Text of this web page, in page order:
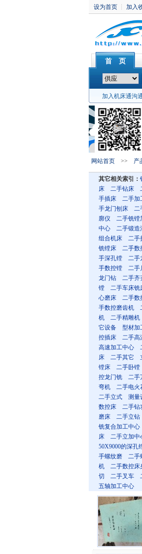
首 页
加入机床通沟
网站首页>> 产
其它相关索引：
床
二手钻床
手插床
二手加
手龙门刨床
二
廓仪
二手铣镗
中心
二手锻造
组合机床
二手
铣镗床
二手数
手深孔镗
二手
手数控镗
二手
龙门钻
二手齐
镗
二手车床铣
心磨床
二手数
手数控磨齿机
机
二手精雕机
它设备
型材加
控插床
二手高
高速加工中心
床
二手其它
镗床
二手卧镗
控龙门铣
二手
弯机
二手电火
二手立式
测量
数控床
二手钻
磨床
二手立钻
铣复合加工中心
床
二手立加中
50X9000的深孔
手螺纹磨
二手
机
二手数控床
切
二手叉车
五轴加工中心